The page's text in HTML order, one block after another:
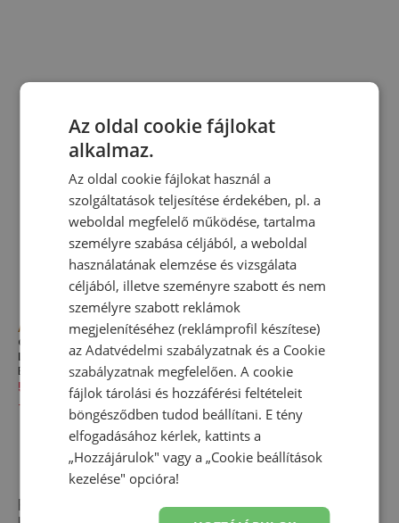
Akció
Övtáska New Balance
LAB51901BK – fekete
Erszény
5 659,00 Ft 8 479,00 Ft
-
Férfi övtáska - kényelem és egyszerű
Az oldal cookie fájlokat
alkalmaz.
Az oldal cookie fájlokat használ a
szolgáltatások teljesítése érdekében, pl. a
weboldal megfelelő működése, tartalma
személyre szabása céljából, a weboldal
használatának elemzése és vizsgálata
céljából, illetve szeményre szabott és nem
személyre szabott reklámok
megjelenítéséhez (reklámprofil készítese)
azAdatvédelmi szabályzatnak és a Cookie
szabályzatnak megfelelően. A cookie
fájlok tárolási és hozzáférési feltételeit
böngésződben tudod beállítani. E tény
elfogadásához kérlek, kattints a
„Hozzájárulok" vagy a „Cookie beállítások
kezelése" opcióra!